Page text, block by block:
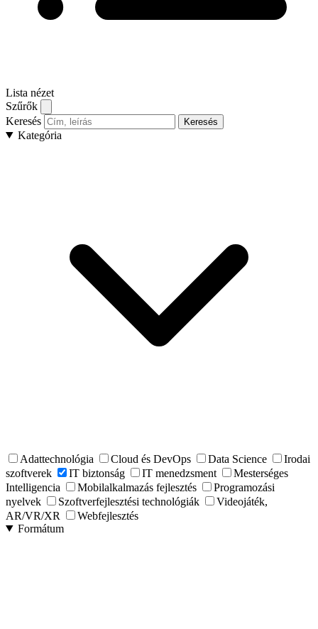
Lista nézet
Szűrők
Keresés
Keresés
Kategória
Adattechnológia Cloud és DevOps Data Science
Irodai
szoftverek
IT biztonság IT menedzsment
Mesterséges
Intelligencia
Mobilalkalmazás fejlesztés
Programozási
nyelvek
Szoftverfejlesztési technológiák
Videojáték,
AR/VR/XR
Webfejlesztés
Formátum